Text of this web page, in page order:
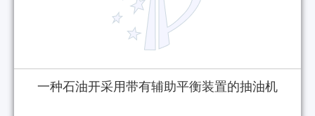
一种石油开采用带有辅助平衡装置的抽油机